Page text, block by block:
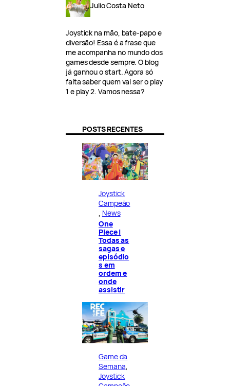
Julio Costa Neto
Joystick na mão, bate-papo e
diversão! Essa é a frase que
me acompanha no mundo dos
games desde sempre. O blog
já ganhou o start. Agora só
falta saber quem vai ser o play
1 e play 2. Vamos nessa?
POSTS RECENTES
Joystick
Campeão
News
One
Piece |
Todas as
sagas e
episódio
s em
ordem e
onde
assistir
Game da
Semana
Joystick